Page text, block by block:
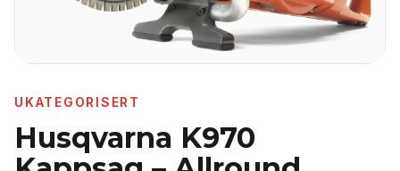
UKATEGORISERT
Husqvarna K970